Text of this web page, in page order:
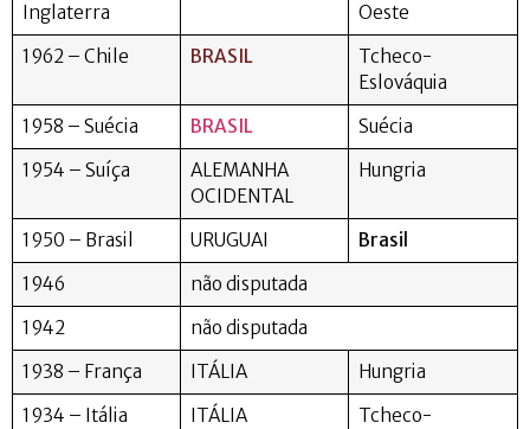
Inglaterra
Oeste
1962 – Chile
BRASIL
Tcheco-
Eslováquia
1958 – Suécia
BRASIL
Suécia
1954 – Suíça
ALEMANHA
OCIDENTAL
Hungria
1950 – Brasil URUGUAI
Brasil
1946
não disputada
1942
não disputada
1938 – França
ITÁLIA
Hungria
1934 – Itália
ITÁLIA
Tcheco-